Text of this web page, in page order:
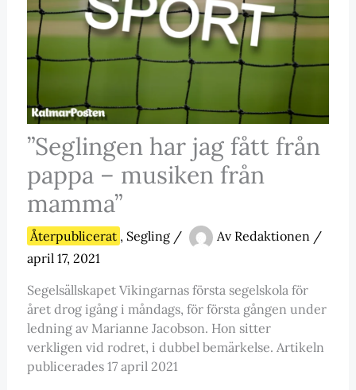
”Seglingen har jag fått från
pappa – musiken från
mamma”
Återpublicerat , Segling/ Av Redaktionen /
april 17, 2021
Segelsällskapet Vikingarnas första segelskola för
året drog igång i måndags, för första gången under
ledning av Marianne Jacobson. Hon sitter
verkligen vid rodret, i dubbel bemärkelse. Artikeln
publicerades 17 april 2021